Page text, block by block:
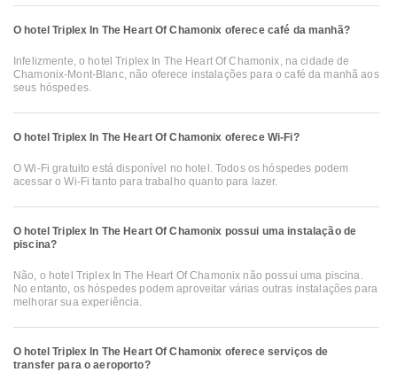
O hotel Triplex In The Heart Of Chamonix oferece café da manhã?
Infelizmente, o hotel Triplex In The Heart Of Chamonix, na cidade de
Chamonix-Mont-Blanc, não oferece instalações para o café da manhã aos
seus hóspedes.
O hotel Triplex In The Heart Of Chamonix oferece Wi-Fi?
O Wi-Fi gratuito está disponível no hotel. Todos os hóspedes podem
acessar o Wi-Fi tanto para trabalho quanto para lazer.
O hotel Triplex In The Heart Of Chamonix possui uma instalação de
piscina?
Não, o hotel Triplex In The Heart Of Chamonix não possui uma piscina.
No entanto, os hóspedes podem aproveitar várias outras instalações para
melhorar sua experiência.
O hotel Triplex In The Heart Of Chamonix oferece serviços de
transfer para o aeroporto?